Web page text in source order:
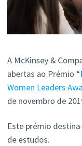
A McKinsey &
abertas ao Prémio “
Women Leaders
de novembro de
Este prémio
de estudos.